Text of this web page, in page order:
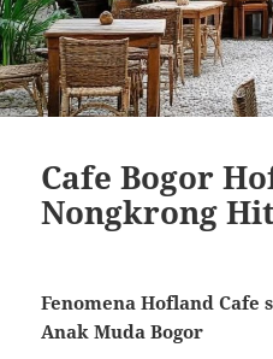
Cafe Bogor
Nongkrong
Fenomena Hofland Cafe
Anak Muda Bogor